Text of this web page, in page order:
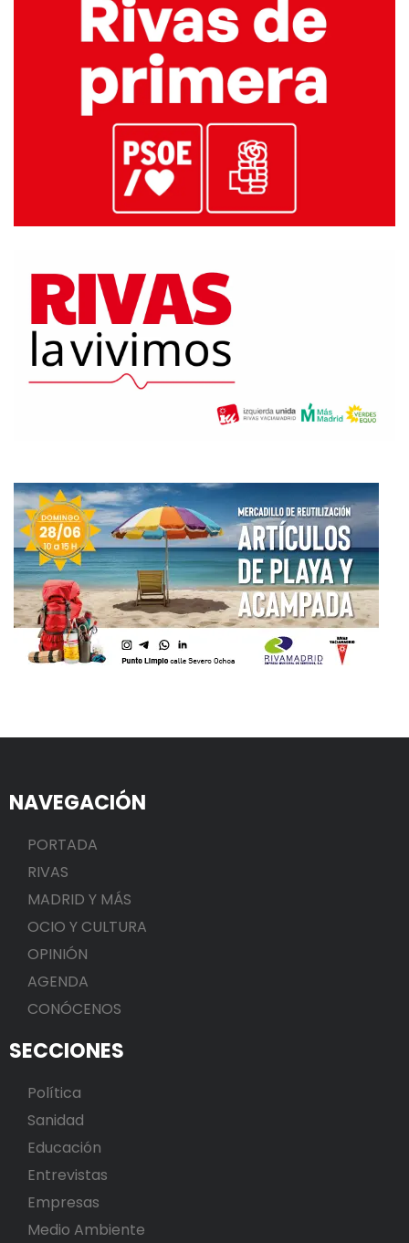
NAVEGACIÓN
PORTADA
RIVAS
MADRID Y MÁS
OCIO Y CULTURA
OPINIÓN
AGENDA
CONÓCENOS
SECCIONES
Política
Sanidad
Educación
Entrevistas
Empresas
Medio Ambiente